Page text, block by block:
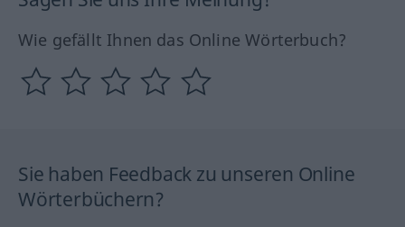
Wie gefällt Ihnen das Online Wörterbuch?
Sie haben Feedback zu unseren Online
Wörterbüchern?